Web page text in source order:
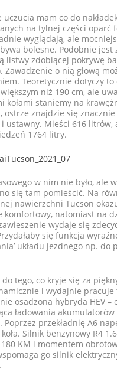
uczucia mam co do
na tylnej części oparć
wyglądają, ale
bolesne. Podobnie jest
listwy zdobiącej pokrywę
Zawadzenie o nią głową
Teoretycznie dotyczy to
niż 190 cm, ale
kołami staniemy na
ostrze znajdzie się
ustawny. Mieści 616 litrów,
1764 litry.
w nim nie było, ale
się tam pomieścić. Na
nawierzchni Tucson
komfortowy, natomiast na
wydaje się
się funkcja
układu jezdnego np. do
do tego, co kryje się za
i wydajnie pracuje
osadzona hybryda HEV –
ładowania
Poprzez przekładnię A6
Silnik benzynowy R4
KM i momentem
go silnik